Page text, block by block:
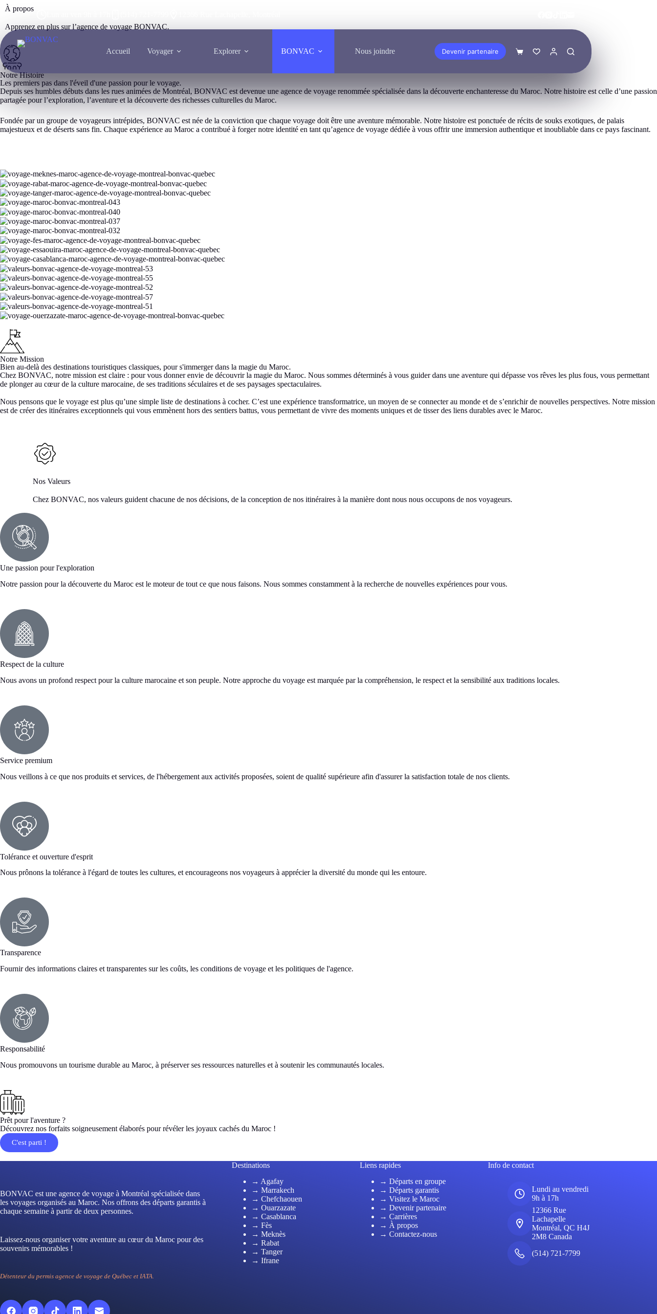
Accueil Voyager Explorer BONVAC Nous joindre Devenir partenaire
À propos
Apprenez en plus sur l’agence de voyage BONVAC.
Notre Histoire
Les premiers pas dans l'éveil d'une passion pour le voyage.
Depuis ses humbles débuts dans les rues animées de Montréal, BONVAC est devenue une agence de voyage renommée spécialisée dans la découverte enchanteresse du Maroc. Notre histoire est celle d’une passion
partagée pour l’exploration, l’aventure et la découverte des richesses culturelles du Maroc.
Fondée par un groupe de voyageurs intrépides, BONVAC est née de la conviction que chaque voyage doit être une aventure mémorable. Notre histoire est ponctuée de récits de souks exotiques, de palais
majestueux et de déserts sans fin. Chaque expérience au Maroc a contribué à forger notre identité en tant qu’agence de voyage dédiée à vous offrir une immersion authentique et inoubliable dans ce pays fascinant.
Notre Mission
Bien au-delà des destinations touristiques classiques, pour s'immerger dans la magie du Maroc.
Chez BONVAC, notre mission est claire : pour vous donner envie de découvrir la magie du Maroc. Nous sommes déterminés à vous guider dans une aventure qui dépasse vos rêves les plus fous, vous permettant
de plonger au cœur de la culture marocaine, de ses traditions séculaires et de ses paysages spectaculaires.
Nous pensons que le voyage est plus qu’une simple liste de destinations à cocher. C’est une expérience transformatrice, un moyen de se connecter au monde et de s’enrichir de nouvelles perspectives. Notre mission
est de créer des itinéraires exceptionnels qui vous emmènent hors des sentiers battus, vous permettant de vivre des moments uniques et de tisser des liens durables avec le Maroc.
Nos Valeurs
Chez BONVAC, nos valeurs guident chacune de nos décisions, de la conception de nos itinéraires à la manière dont nous nous occupons de nos voyageurs.
Une passion pour l'exploration
Notre passion pour la découverte du Maroc est le moteur de tout ce que nous faisons. Nous sommes constamment à la recherche de nouvelles expériences pour vous.
Respect de la culture
Nous avons un profond respect pour la culture marocaine et son peuple. Notre approche du voyage est marquée par la compréhension, le respect et la sensibilité aux traditions locales.
Service premium
Nous veillons à ce que nos produits et services, de l'hébergement aux activités proposées, soient de qualité supérieure afin d'assurer la satisfaction totale de nos clients.
Tolérance et ouverture d'esprit
Nous prônons la tolérance à l'égard de toutes les cultures, et encourageons nos voyageurs à apprécier la diversité du monde qui les entoure.
Transparence
Fournir des informations claires et transparentes sur les coûts, les conditions de voyage et les politiques de l'agence.
Responsabilité
Nous promouvons un tourisme durable au Maroc, à préserver ses ressources naturelles et à soutenir les communautés locales.
Prêt pour l'aventure ?
Découvrez nos forfaits soigneusement élaborés pour révéler les joyaux cachés du Maroc !
C'est parti !
BONVAC est une agence de voyage à Montréal spécialisée dans
les voyages organisés au Maroc. Nos offrons des départs garantis à
chaque semaine à partir de deux personnes.
Laissez-nous organiser votre aventure au cœur du Maroc pour des
souvenirs mémorables !
Détenteur du permis agence de voyage de Québec et IATA.
Destinations
→ Agafay
→ Marrakech
→ Chefchaouen
→ Ouarzazate
→ Casablanca
→ Fès
→ Meknès
→ Rabat
→ Tanger
→ Ifrane
Liens rapides
→ Départs en groupe
→ Départs garantis
→ Visitez le Maroc
→ Devenir partenaire
→ Carrières
→ À propos
→ Contactez-nous
Info de contact
Lundi au vendredi
9h à 17h
12366 Rue
Lachapelle
Montréal, QC H4J
2M8 Canada
(514) 721-7799